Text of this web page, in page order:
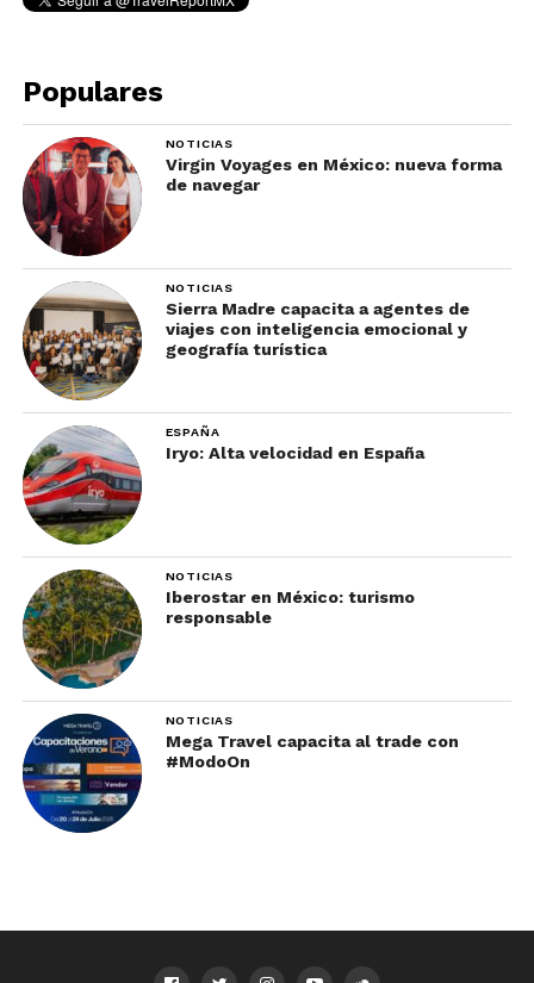
Populares
NOTICIAS
Virgin Voyages en México: nueva forma
de navegar
NOTICIAS
Sierra Madre capacita a agentes de
viajes con inteligencia emocional y
geografía turística
ESPAÑA
Iryo: Alta velocidad en España
NOTICIAS
Iberostar en México: turismo
responsable
NOTICIAS
Mega Travel capacita al trade con
#ModoOn